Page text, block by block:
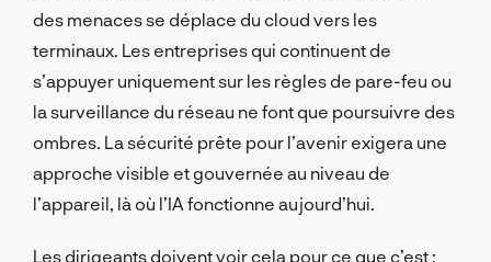
des menaces se déplace du cloud vers les
terminaux. Les entreprises qui continuent de
s’appuyer uniquement sur les règles de pare-feu ou
la surveillance du réseau ne font que poursuivre des
ombres. La sécurité prête pour l’avenir exigera une
approche visible et gouvernée au niveau de
l’appareil, là où l’IA fonctionne aujourd’hui.
Les dirigeants doivent voir cela pour ce que c’est :